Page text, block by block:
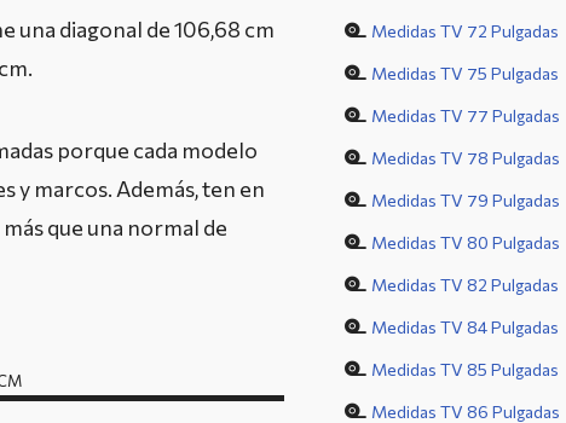
una diagonal de 106,68 cm
porque cada modelo
y marcos. Además, ten en
que una normal de
Medidas TV 72 Pulgadas
Medidas TV 75 Pulgadas
Medidas TV 77 Pulgadas
Medidas TV 78 Pulgadas
Medidas TV 79 Pulgadas
Medidas TV 80 Pulgadas
Medidas TV 82 Pulgadas
Medidas TV 84 Pulgadas
Medidas TV 85 Pulgadas
Medidas TV 86 Pulgadas